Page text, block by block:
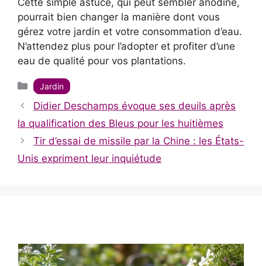
pourrait bien changer la manière dont vous
gérez votre jardin et votre consommation d’eau.
N’attendez plus pour l’adopter et profiter d’une
eau de qualité pour vos plantations.
Catégories
Jardin
Didier Deschamps évoque ses deuils après
la qualification des Bleus pour les huitièmes
Tir d’essai de missile par la Chine : les États-
Unis expriment leur inquiétude